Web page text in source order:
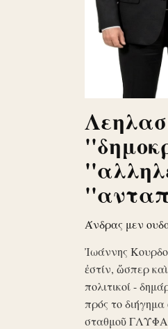
Άνδρας μεν
Ἰωάννης
ἐστίν, ὥσπερ
πολιτικοί -
πρός το
σταθμοῦ